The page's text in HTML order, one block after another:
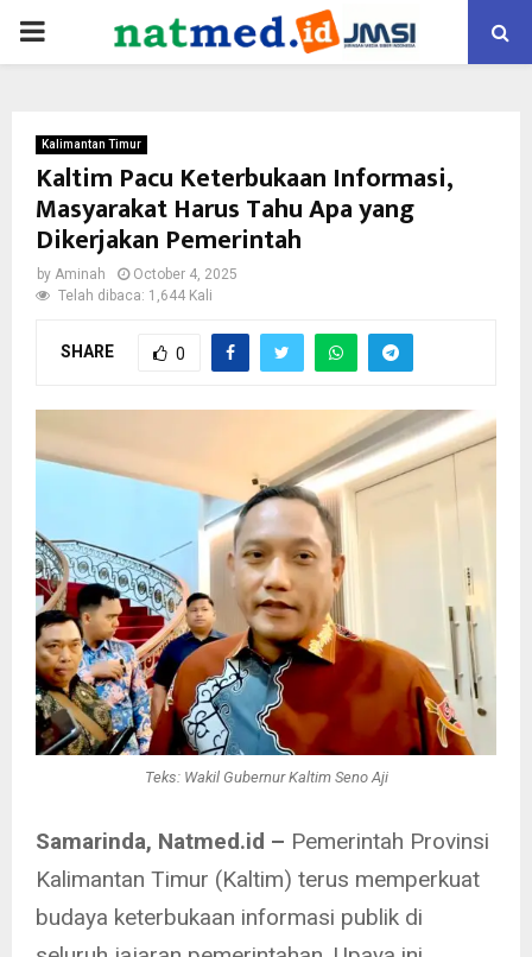
PRIMARY
Kalimantan Timur
Kaltim Pacu Keterbukaan Informasi,
Masyarakat Harus Tahu Apa yang
Dikerjakan Pemerintah
by Aminah
October 4, 2025
Telah dibaca: 1,644 Kali
SHARE 0
Teks: Wakil Gubernur Kaltim Seno Aji
Samarinda, Natmed.id – Pemerintah Provinsi
Kalimantan Timur (Kaltim) terus memperkuat
budaya keterbukaan informasi publik di